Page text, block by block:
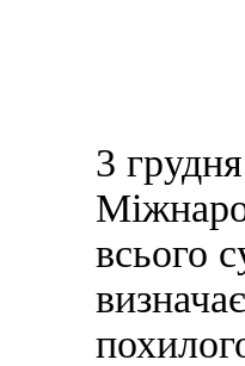
3
всього